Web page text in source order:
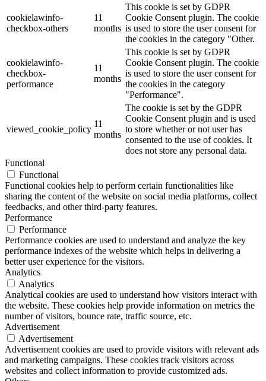
cookielawinfo-
checkbox-others
11
months
This cookie is set by GDPR
Cookie Consent plugin. The cookie
is used to store the user consent for
the cookies in the category "Other.
cookielawinfo-
checkbox-
performance
11
months
This cookie is set by GDPR
Cookie Consent plugin. The cookie
is used to store the user consent for
the cookies in the category
"Performance".
viewed_cookie_policy
11
months
The cookie is set by the GDPR
Cookie Consent plugin and is used
to store whether or not user has
consented to the use of cookies. It
does not store any personal data.
Functional
Functional
Functional cookies help to perform certain functionalities like
sharing the content of the website on social media platforms, collect
feedbacks, and other third-party features.
Performance
Performance
Performance cookies are used to understand and analyze the key
performance indexes of the website which helps in delivering a
better user experience for the visitors.
Analytics
Analytics
Analytical cookies are used to understand how visitors interact with
the website. These cookies help provide information on metrics the
number of visitors, bounce rate, traffic source, etc.
Advertisement
Advertisement
Advertisement cookies are used to provide visitors with relevant ads
and marketing campaigns. These cookies track visitors across
websites and collect information to provide customized ads.